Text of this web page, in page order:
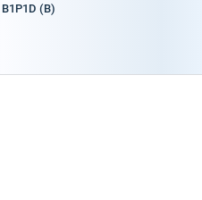
В1Р1D (В)